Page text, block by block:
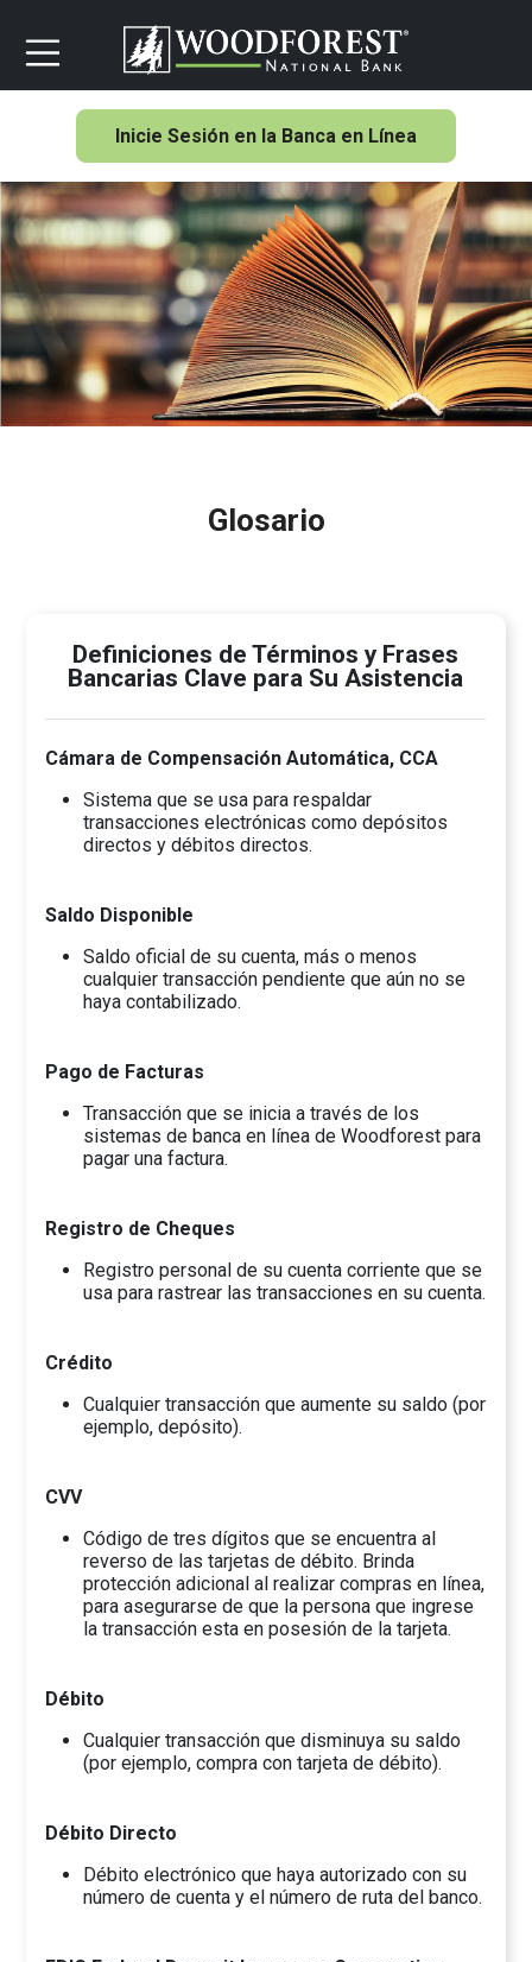
Inicie Sesión en la Banca en Línea
Glosario
Definiciones de Términos y Frases
Bancarias Clave para Su Asistencia
Cámara de Compensación Automática, CCA
Sistema que se usa para respaldar
transacciones electrónicas como depósitos
directos y débitos directos.
Saldo Disponible
Saldo oficial de su cuenta, más o menos
cualquier transacción pendiente que aún no se
haya contabilizado.
Pago de Facturas
Transacción que se inicia a través de los
sistemas de banca en línea de Woodforest para
pagar una factura.
Registro de Cheques
Registro personal de su cuenta corriente que se
usa para rastrear las transacciones en su cuenta.
Crédito
Cualquier transacción que aumente su saldo (por
ejemplo, depósito).
CVV
Código de tres dígitos que se encuentra al
reverso de las tarjetas de débito. Brinda
protección adicional al realizar compras en línea,
para asegurarse de que la persona que ingrese
la transacción esta en posesión de la tarjeta.
Débito
Cualquier transacción que disminuya su saldo
(por ejemplo, compra con tarjeta de débito).
Débito Directo
Débito electrónico que haya autorizado con su
número de cuenta y el número de ruta del banco.